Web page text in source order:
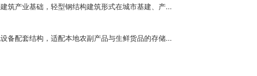
筑产业基础，轻型钢结构建筑形式在城市基建、产...
备配套结构，适配本地农副产品与生鲜货品的存储...